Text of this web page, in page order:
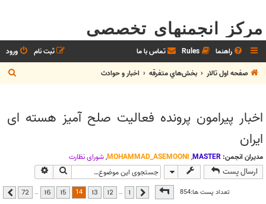
مرکز انجمنهای تخصصی
راهنما Rules تماس با ما ورود
ثبت نام
صفحه اول تالار
بخش‌‌هاي متفرقه اخبار و حوادث
ج
س
جاخبار پیرامون پرونده فعالیت صلح آمیز هسته ای
ایران
مدیران انجمن: MASTER
,
MOHAMMAD_ASEMOONI
,شوراي نظارت
ارسال پست جستجو
تعداد پست ها:854صفحه14 از72 قبلی …
12
13
14
15
16
…
72 بعدی